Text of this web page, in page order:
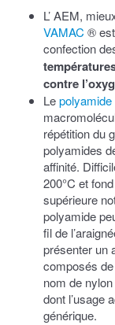
L’ AEM,
VAMAC ®
confection
contre
Lepolyamide
répétition du
polyamides
affinité.
200°C et
supérieure
polyamide
fil de
présenter un
composés
nom de
dont l’usage
générique.